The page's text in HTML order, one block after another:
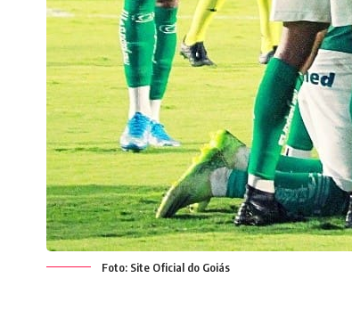
Foto: Site Oficial do Goiás